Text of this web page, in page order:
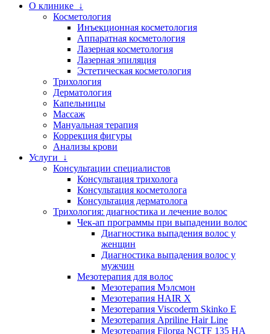
О клинике ↓
Косметология
Инъекционная косметология
Аппаратная косметология
Лазерная косметология
Лазерная эпиляция
Эстетическая косметология
Трихология
Дерматология
Капельницы
Массаж
Мануальная терапия
Коррекция фигуры
Анализы крови
Услуги ↓
Консультации специалистов
Консультация трихолога
Консультация косметолога
Консультация дерматолога
Трихология: диагностика и лечение волос
Чек-ап программы при выпадении волос
Диагностика выпадения волос у
женщин
Диагностика выпадения волос у
мужчин
Мезотерапия для волос
Мезотерапия Мэлсмон
Мезотерапия HAIR X
Мезотерапия Viscoderm Skinko E
Мезотерапия Apriline Hair Line
Мезотерапия Filorga NCTF 135 HA